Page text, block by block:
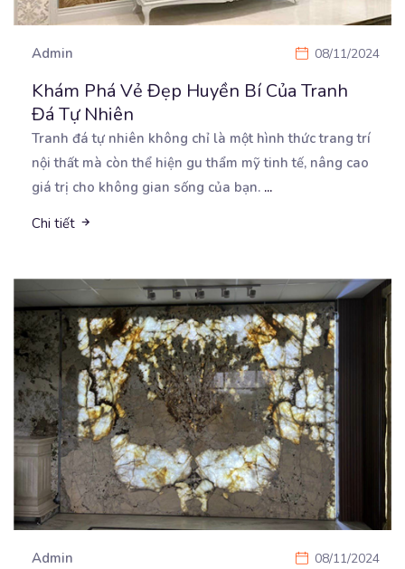
Admin 08/11/2024
Khám Phá Vẻ Đẹp Huyền Bí Của Tranh
Đá Tự Nhiên
Tranh đá tự nhiên không chỉ là một hình thức trang trí
nội thất mà còn thể hiện gu thẩm mỹ tinh tế, nâng cao
giá trị cho không gian sống của bạn. ...
Chi tiết
Admin 08/11/2024